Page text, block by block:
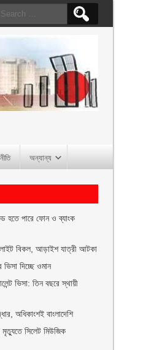
অন্যান্য
হতে পারে ফোন ও ব্যাংক
ফ্লাইট বিকল, আড়াইশ যাত্রী আটকা
ভিসা দিচ্ছে ওমান
ভিসা: তিন বছরে স্থায়ী
অধিকাংশই বাংলাদেশি
মৃত্যুতে সিলেট মিউজিক